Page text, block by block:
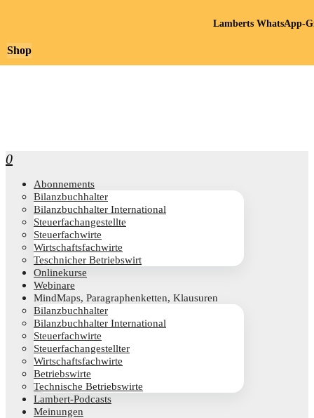
0
Abon­ne­ments
Bilanz­buch­hal­ter
Bilanz­buch­hal­ter International
Steu­er­fach­an­ge­stell­te
Steu­er­fach­wir­te
Wirt­schafts­fach­wir­te
Teschni­cher Betriebswirt
Online­kur­se
Web­i­na­re
Mind­Maps, Para­gra­phen­ket­ten, Klausuren
Bilanz­buch­hal­ter
Bilanz­buch­hal­ter International
Steu­er­fach­wir­te
Steu­er­fach­an­ge­stell­ter
Wirt­schafts­fach­wir­te
Betriebs­wir­te
Tech­ni­sche Betriebswirte
Lam­­bert-Pod­­casts
Mei­nun­gen
Shop
Lamberts WhatsApp-